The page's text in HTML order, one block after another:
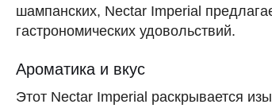
шампанских, Nectar Imperial
гастрономических удовольствий.
Ароматика и вкус
Этот Nectar Imperial раскрывается